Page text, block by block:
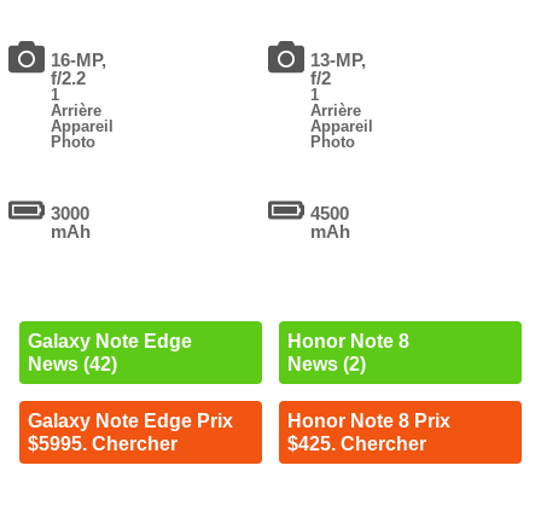
16-MP,
f/2.2
1
Arrière
Appareil
Photo
3000
mAh
Galaxy Note Edge
News (42)
Galaxy Note Edge Prix
$5995. Chercher
13-MP,
f/2
1
Arrière
Appareil
Photo
4500
mAh
Honor Note 8
News (2)
Honor Note 8 Prix
$425. Chercher